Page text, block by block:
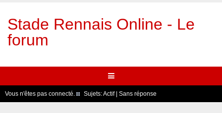
Stade Rennais Online - Le
forum
Vous n'êtes pas connecté. Sujets:Actif| Sans réponse